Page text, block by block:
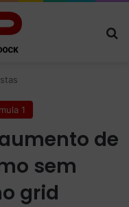
1
de
sem
grid